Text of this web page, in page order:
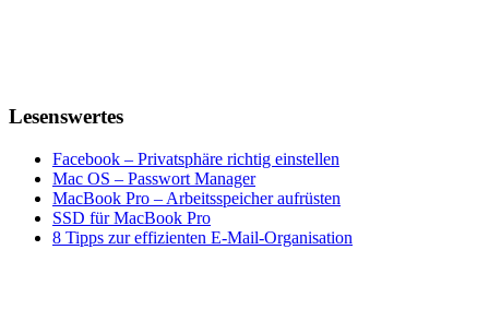
Lesenswertes
Facebook – Privatsphäre richtig einstellen
Mac OS – Passwort Manager
MacBook Pro – Arbeitsspeicher aufrüsten
SSD für MacBook Pro
8 Tipps zur effizienten E-Mail-Organisation